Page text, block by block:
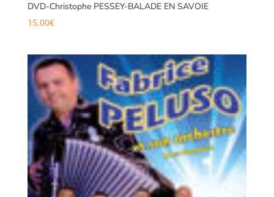
DVD-Christophe PESSEY-BALADE EN SAVOIE
15,00€